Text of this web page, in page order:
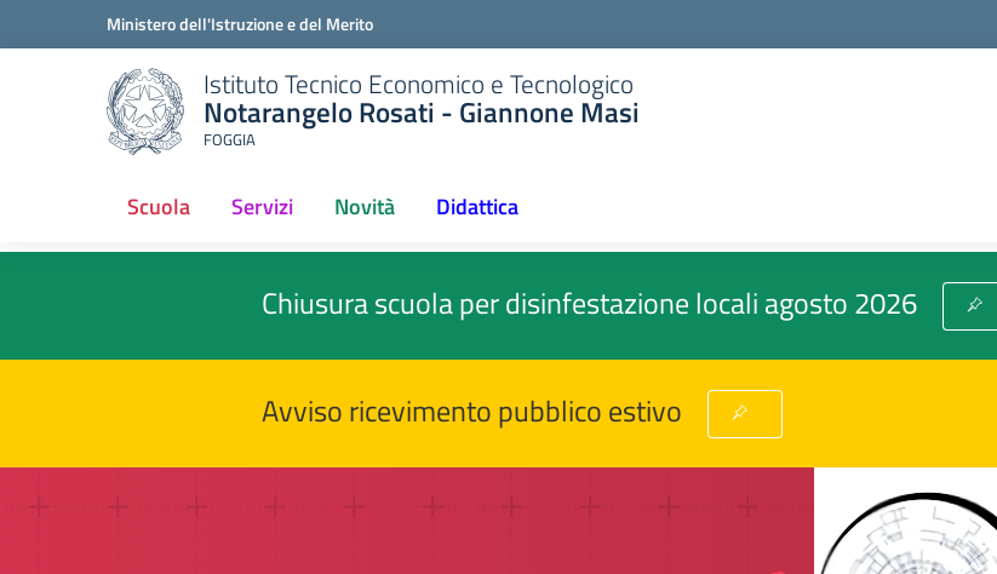
Ministero dell'Istruzione e del Merito
Istituto Tecnico Economico e Tecnologico
Notarangelo Rosati - Giannone Masi
FOGGIA
Scuola Servizi Novità Didattica
Chiusura scuola per disinfestazione locali agosto 2026
Avviso ricevimento pubblico estivo